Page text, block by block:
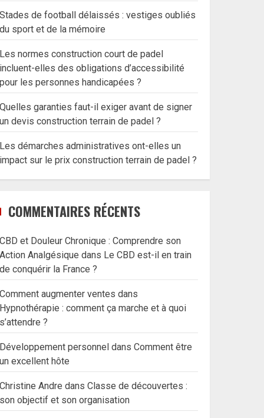
Stades de football délaissés : vestiges oubliés
du sport et de la mémoire
Les normes construction court de padel
incluent-elles des obligations d’accessibilité
pour les personnes handicapées ?
Quelles garanties faut-il exiger avant de signer
un devis construction terrain de padel ?
Les démarches administratives ont-elles un
impact sur le prix construction terrain de padel ?
COMMENTAIRES RÉCENTS
CBD et Douleur Chronique : Comprendre son
Action Analgésique dans Le CBD est-il en train
de conquérir la France ?
Comment augmenter ventes dans
Hypnothérapie : comment ça marche et à quoi
s’attendre ?
Développement personnel dansComment être
un excellent hôte
Christine Andre dansClasse de découvertes :
son objectif et son organisation